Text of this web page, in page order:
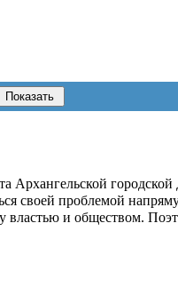
своей проблемой
властью и обществом.